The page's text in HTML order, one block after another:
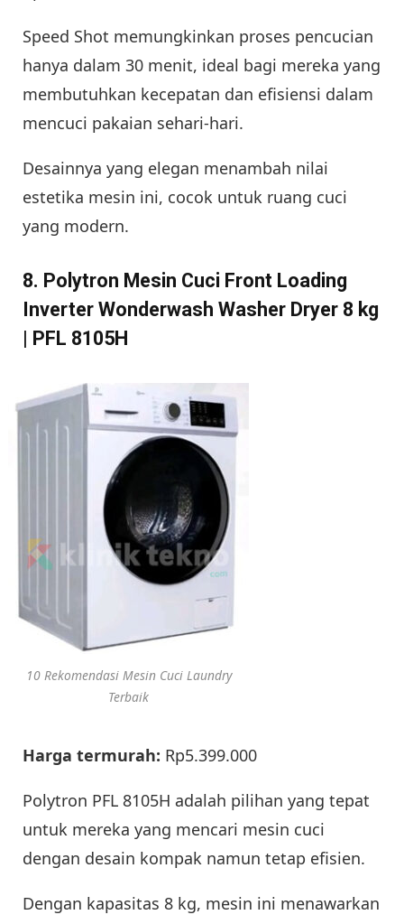
Speed Shot memungkinkan proses pencucian
hanya dalam 30 menit, ideal bagi mereka yang
membutuhkan kecepatan dan efisiensi dalam
mencuci pakaian sehari-hari.
Desainnya yang elegan menambah nilai
estetika mesin ini, cocok untuk ruang cuci
yang modern.
8. Polytron Mesin Cuci Front Loading
Inverter Wonderwash Washer Dryer 8 kg
| PFL 8105H
10 Rekomendasi Mesin Cuci Laundry
Terbaik
Harga termurah: Rp5.399.000
Polytron PFL 8105H adalah pilihan yang tepat
untuk mereka yang mencari mesin cuci
dengan desain kompak namun tetap efisien.
Dengan kapasitas 8 kg, mesin ini menawarkan